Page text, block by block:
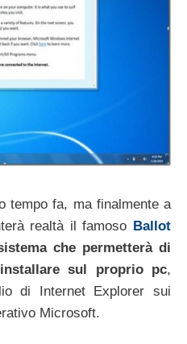
tempo fa, ma finalmente a
realtà il famoso Ballot
che permetterà di
sul proprio pc,
di Internet Explorer sui
Microsoft.